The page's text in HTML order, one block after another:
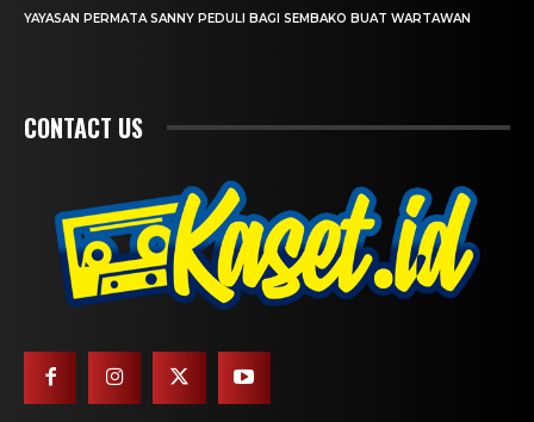
YAYASAN PERMATA SANNY PEDULI BAGI SEMBAKO BUAT WARTAWAN
CONTACT US